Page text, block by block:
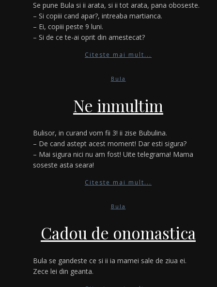
Se pune Bula si ii arata, si ii tot arata, pana oboseste.
– Si copiii cand apar?, intreaba martianca.
– Ei, copiii peste 9 luni.
– Si de ce te-ai oprit din amestecat?
Citeste mai mult...
Bula
Ne inmultim
Bulisor, in curand vom fii 3! ii zise Bubulina.
– De cand astept acest moment! Dar esti sigura?
– Mai sigura nici nu am fost! Uite telegrama! Mama
soseste asta seara!
Citeste mai mult...
Bula
Cadou de onomastica
Bula se gandeste ce si ii ia mamei sale de ziua ei.
Zece lei din geanta.